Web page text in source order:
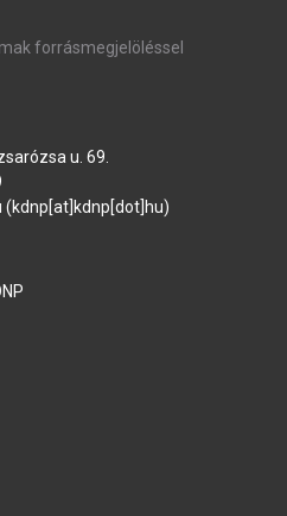
forrásmegjelöléssel
u. 69.
(kdnp[at]kdnp[dot]hu)